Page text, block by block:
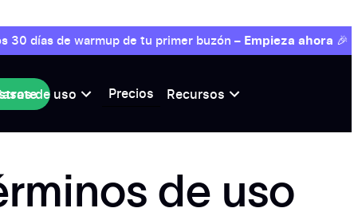
30 días de warmup de tu primer buzón – Empieza ahora 🎉
de uso Precios Recursos
de uso